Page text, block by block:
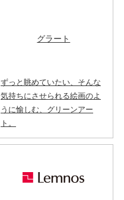
グラート
ずっと眺めていたい、そんな
気持ちにさせられる絵画のよ
うに愉しむ、グリーンアー
ト。